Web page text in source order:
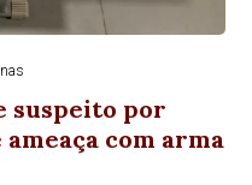
suspeito por
com arma